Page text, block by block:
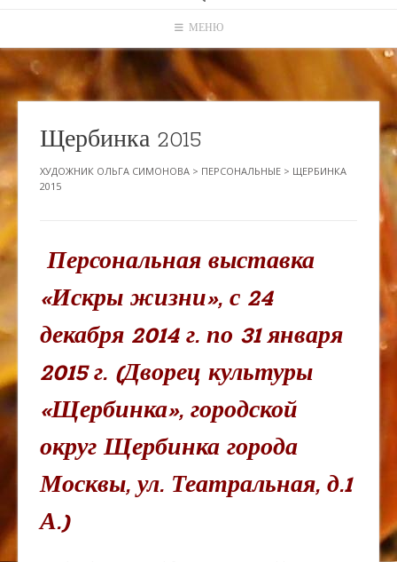
МЕНЮ
Щербинка 2015
ХУДОЖНИК ОЛЬГА СИМОНОВА > ПЕРСОНАЛЬНЫЕ > ЩЕРБИНКА
2015
Персональная выставка
«Искры жизни», с 24
декабря 2014 г. по 31 января
2015 г. (Дворец культуры
«Щербинка», городской
округ Щербинка города
Москвы, ул. Театральная, д.1
А.)